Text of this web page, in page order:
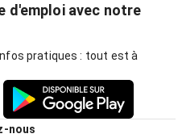
d'emploi avec notre
pratiques : tout est à
nous